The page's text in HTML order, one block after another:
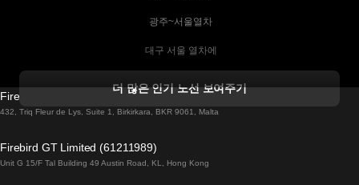
광주~서울열차
대구 서울 열차에
더블린에서 골웨이 열차
로마에서 나폴리 열차
더 많은 인기 노선 보여주기
Firebird GT Limited (OC 1451)
432, Triq Fleur de Lys, Suite 1, Birkirkara, BKR 9061, Malta
Firebird GT Limited (61211989)
Unit G 15/F Tal Building 49 Austin Road, KL, Hong Kong